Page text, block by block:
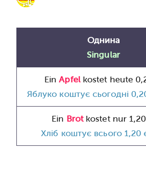
Однина
Singular
EinApfelkostet heute
Яблуко коштує сьогодні
Ein Brotkostet nur
Хліб коштує всього 1,20